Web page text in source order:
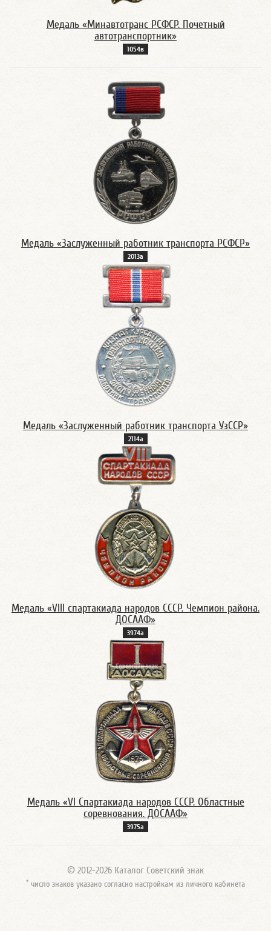
Медаль «Минавтотранс РСФСР. Почетный
автотранспортник»
1054в
Медаль «Заслуженный работник транспорта РСФСР»
2013а
Медаль «Заслуженный работник транспорта УзССР»
2114а
Медаль «VIII спартакиада народов СССР. Чемпион района.
ДОСААФ»
3974а
Медаль «VI Спартакиада народов СССР. Областные
соревнования. ДОСААФ»
3975а
© 2012-2026 Каталог Советский знак
* число знаков указано согласно настройкам из личного кабинета